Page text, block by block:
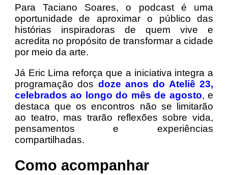
Para Taciano Soares, o podcast é uma
oportunidade de aproximar o público das
histórias inspiradoras de quem vive e
acredita no propósito de transformar a cidade
por meio da arte.
Já Eric Lima reforça que a iniciativa integra a
programação dos doze anos do Ateliê 23,
celebrados ao longo do mês de agosto, e
destaca que os encontros não se limitarão
ao teatro, mas trarão reflexões sobre vida,
pensamentos e experiências
compartilhadas.
Como acompanhar